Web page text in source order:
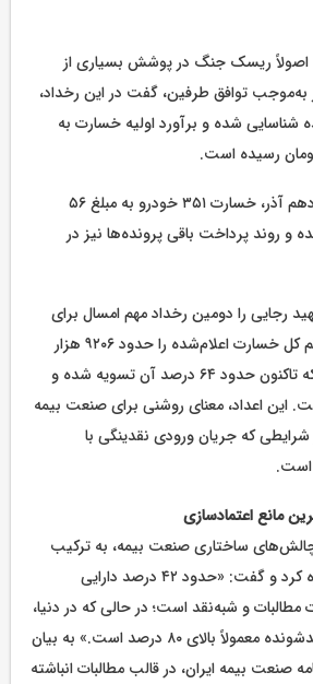
اصولاً ریسک جنگ در پوشش بسیاری از
به‌موجب توافق طرفین، گفت در این رخداد،
شناسایی شده و برآورد اولیه خسارت به
به گفته خسروشاهی، تا دهم آذر، خسارت ۳۵۱ خودرو به مبلغ ۵۶
و روند پرداخت باقی پرونده‌ها نیز در
رجایی را دومین رخداد مهم امسال برای
صنعت بیمه دانست و رقم کل خسارت اعلام‌شده را حدود ۹۲۰۶ هزار
میلیارد تومان عنوان کرد که تاکنون حدود ۶۴ درصد آن تسویه شده و
این اعداد، معنای روشنی برای صنعت بیمه
شرایطی که جریان ورودی نقدینگی با
است.
مانع اعتمادسازی
ساختاری صنعت بیمه، به ترکیب
دارایی‌های شرکت‌ها اشاره کرد و گفت: «حدود ۴۲ درصد دارایی
و شبه‌نقد است؛ در حالی که در دنیا،
سهم دارایی‌های نقد و نقدشونده معمولاً بالای ۸۰ درصد است.» به بیان
صنعت بیمه ایران، در قالب مطالبات انباشته